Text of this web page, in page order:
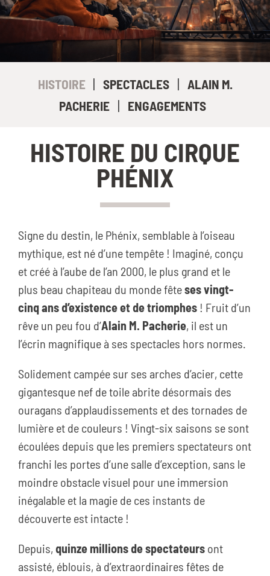
HISTOIRE | SPECTACLES | ALAIN M.
PACHERIE | ENGAGEMENTS
HISTOIRE DU CIRQUE
PHÉNIX
Signe du destin, le Phénix, semblable à l’oiseau
mythique, est né d’une tempête ! Imaginé, conçu
et créé à l’aube de l’an 2000, le plus grand et le
plus beau chapiteau du monde fêteses vingt-
cinq ans d’existence et de triomphes ! Fruit d’un
rêve un peu fou d’Alain M. Pacherie, il est un
l’écrin magnifique à ses spectacles hors normes.
Solidement campée sur ses arches d’acier, cette
gigantesque nef de toile abrite désormais des
ouragans d’applaudissements et des tornades de
lumière et de couleurs ! Vingt-six saisons se sont
écoulées depuis que les premiers spectateurs ont
franchi les portes d’une salle d’exception, sans le
moindre obstacle visuel pour une immersion
inégalable et la magie de ces instants de
découverte est intacte !
Depuis, quinze millions de spectateurs ont
assisté, éblouis, à d’extraordinaires fêtes de